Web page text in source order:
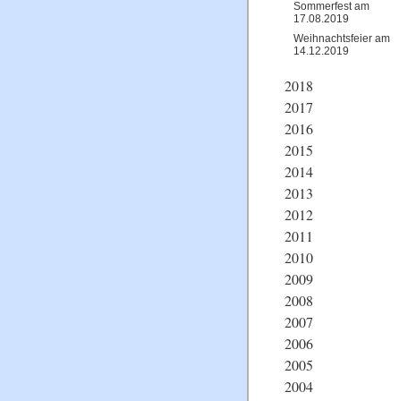
Sommerfest am
17.08.2019
Weihnachtsfeier am
14.12.2019
2018
2017
2016
2015
2014
2013
2012
2011
2010
2009
2008
2007
2006
2005
2004